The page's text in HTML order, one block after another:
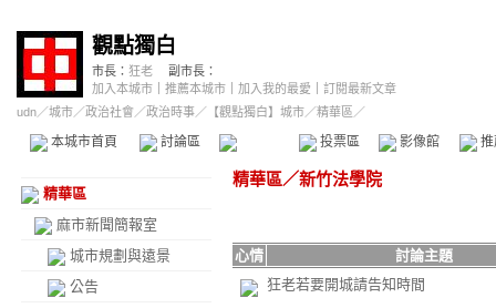
觀點獨白
市長： 狂老
副市長：
加入本城市
推薦本城市 加入我的最愛
訂閱最新文章
udn／城市／政治社會 ／政治時事／ 【觀點獨白】城市／精華區／
本城市首頁 討論區 精華區 投票區 影像館
精華區
麻市新聞簡報室
城市規劃與遠景
公告
精華區／新竹法學院
心情
討論主題
狂老若要開城請告知時間